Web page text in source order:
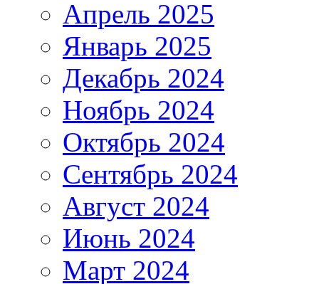
Апрель 2025
Январь 2025
Декабрь 2024
Ноябрь 2024
Октябрь 2024
Сентябрь 2024
Август 2024
Июнь 2024
Март 2024